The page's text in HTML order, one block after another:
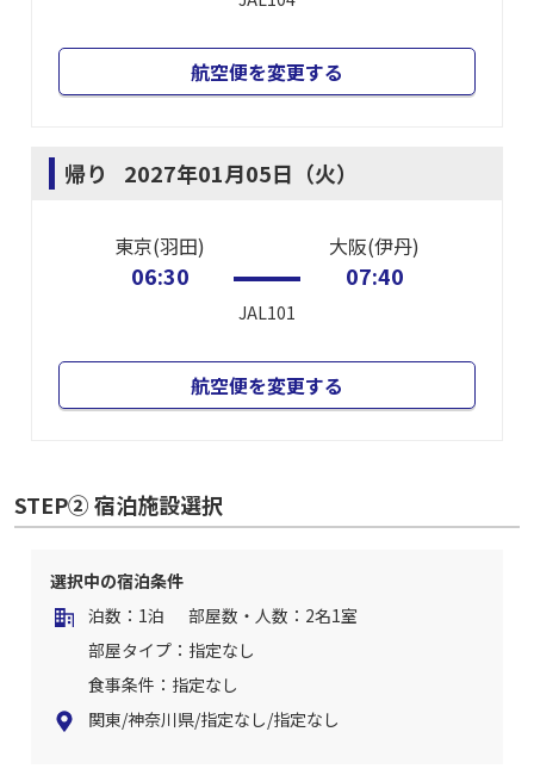
航空便を変更する
帰り 2027年01月05日（火）
東京(羽田)
06:30
JAL101
大阪(伊丹)
07:40
航空便を変更する
STEP② 宿泊施設選択
選択中の宿泊条件
泊数：1泊
部屋数・人数：2名1室
部屋タイプ：指定なし
食事条件：指定なし
関東/神奈川県/指定なし/指定なし